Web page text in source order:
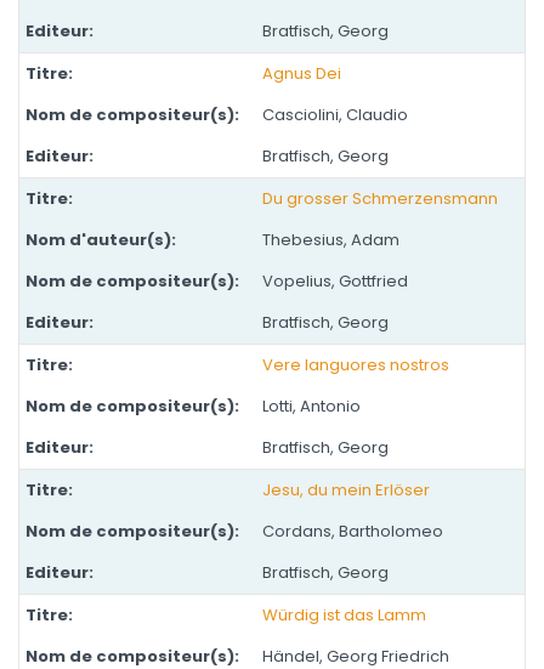
Bratfisch, Georg
Agnus Dei
Casciolini, Claudio
Bratfisch, Georg
Du grosser Schmerzensmann
Thebesius, Adam
Vopelius, Gottfried
Bratfisch, Georg
Vere languores nostros
Lotti, Antonio
Bratfisch, Georg
Jesu, du mein Erlöser
Cordans, Bartholomeo
Bratfisch, Georg
Würdig ist das Lamm
Händel, Georg Friedrich